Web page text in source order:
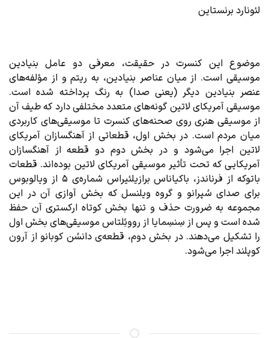
لئونارد برنستاین
موضوع این کنسرت در حقیقت، معرفی دو عامل بنیادین
موسیقی است. از میان عناصر بنیادین، به ریتم و از مؤلفه‌های
عنصر بنیادین دیگر (یعنی صدا) به رنگ پرداخته شده است.
موسیقی آمریکای لاتین گونه‌های متعدد مختلفی دارد که طیف آن
از موسیقی هنری روی صحنه‌های کنسرت تا موسیقی‌های کاربردی
میان مردم است. در بخش اول، قطعاتی از آهنگسازان آمریکای
لاتین اجرا می‌شود و در بخش دوم دو قطعه از آهنگسازان
آمریکایی که تحت تأثیر موسیقی آمریکای لاتین بوده اند. قطعات
باتوکه از فرناندز، باکیاناس برازیلئیراس شماره‌ی ۵ از ویالوبوس
برای صدای سُپرانو و گروه ویلنسل که بخش آوازی آن در این
مجموعه به ضرورت حذف و تنها بخش کوتاه ارکستری آن حفظ
شده است و پس از سِنسِمایا از رووئِلتاس موسیقی‌های بخش اول
را تشکیل می‌دهند. در بخش دوم، قطعه‌ی دانسُن کوبانو از آرون
کوپلند اجرا می‌شود.